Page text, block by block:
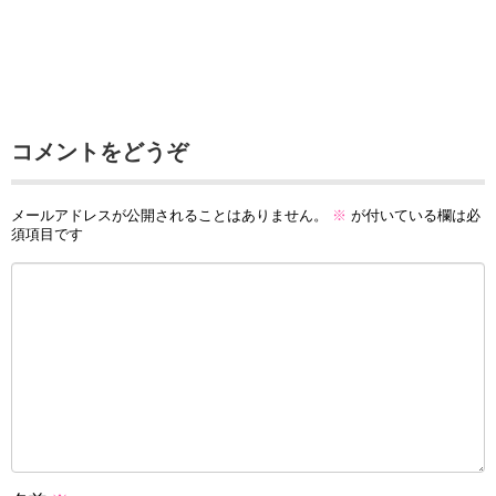
コメントをどうぞ
メールアドレスが公開されることはありません。 ※ が付いている欄は必
須項目です